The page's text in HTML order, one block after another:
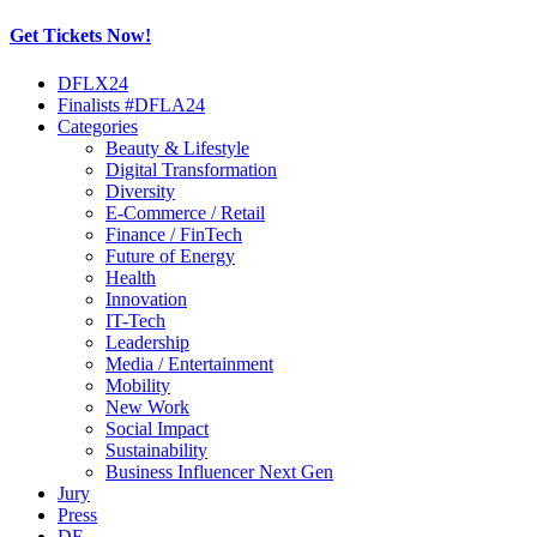
Get Tickets Now!
Skip
content
DFLX24
Finalists #DFLA24
Categories
Beauty & Lifestyle
Digital Transformation
Diversity
E-Commerce / Retail
Finance / FinTech
Future of Energy
Health
Innovation
IT-Tech
Leadership
Media / Entertainment
Mobility
New Work
Social Impact
Sustainability
Business Influencer Next Gen
Jury
Press